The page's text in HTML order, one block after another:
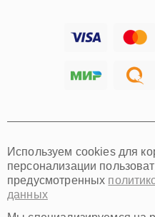
Хабаровск
Омск
Красноярск
Пермь
Ульяновск
Используем cookies для
персонализации
предусмотренных
данных